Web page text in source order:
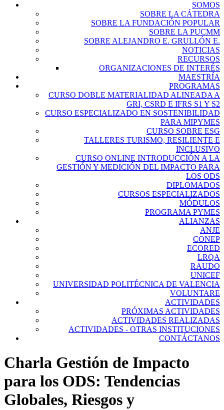
SOMOS
SOBRE LA CÁTEDRA
SOBRE LA FUNDACIÓN POPULAR
SOBRE LA PUCMM
SOBRE ALEJANDRO E. GRULLÓN E.
NOTICIAS
RECURSOS
ORGANIZACIONES DE INTERÉS
MAESTRÍA
PROGRAMAS
CURSO DOBLE MATERIALIDAD ALINEADA A
GRI, CSRD E IFRS S1 Y S2
CURSO ESPECIALIZADO EN SOSTENIBILIDAD
PARA MIPYMES
CURSO SOBRE ESG
TALLERES TURISMO, RESILIENTE E
INCLUSIVO
CURSO ONLINE INTRODUCCIÓN A LA
GESTIÓN Y MEDICIÓN DEL IMPACTO PARA
LOS ODS
DIPLOMADOS
CURSOS ESPECIALIZADOS
MÓDULOS
PROGRAMA PYMES
ALIANZAS
ANJE
CONEP
ECORED
LRQA
RAUDO
UNICEF
UNIVERSIDAD POLITÉCNICA DE VALENCIA
VOLUNTARE
ACTIVIDADES
PRÓXIMAS ACTIVIDADES
ACTIVIDADES REALIZADAS
ACTIVIDADES - OTRAS INSTITUCIONES
CONTÁCTANOS
Charla Gestión de Impacto
para los ODS: Tendencias
Globales, Riesgos y